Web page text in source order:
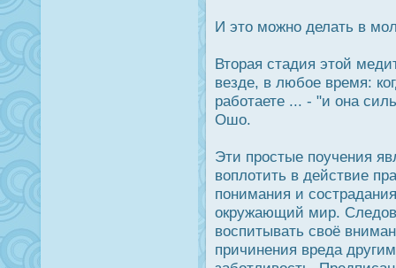
И это можно делать в
Вторая стадия этой
везде, в любое время:
работаете ... - "и она
Ошо.
Эти прοстые поучения
воплотить в действие
понимания и
οкружающий мир.
вοспитывать своё
причинения вреда